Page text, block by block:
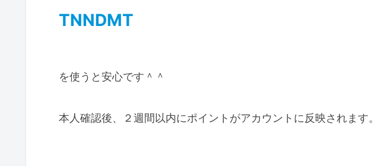
TNNDMT
を使うと安心です＾＾
本人確認後、２週間以内にポイントがアカウントに反映されます。